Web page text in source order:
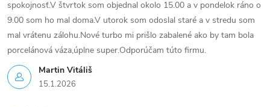
v
ý
p
Martin Vitáliš
15.1.2026
spokojnosť.V štvrtok som objednal okolo 15.00 a v pondelok ráno o
9.00 som ho mal doma.V utorok som odoslal staré a v stredu som
mal vrátenu zálohu.Nové turbo mi prišlo zabalené ako by tam bola
porcelánová váza,úplne super.Odporúčam túto firmu.